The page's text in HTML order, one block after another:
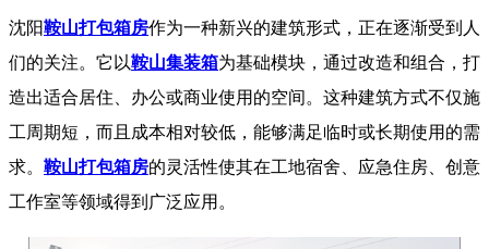
沈阳鞍山打包箱房作为一种新兴的建筑形式，正在逐渐受到人
们的关注。它以鞍山集装箱为基础模块，通过改造和组合，打
造出适合居住、办公或商业使用的空间。这种建筑方式不仅施
工周期短，而且成本相对较低，能够满足临时或长期使用的需
求。 鞍山打包箱房的灵活性使其在工地宿舍、应急住房、创意
工作室等领域得到广泛应用。